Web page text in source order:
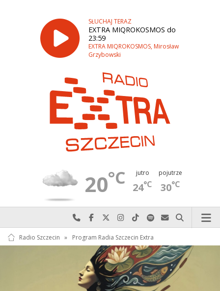
SŁUCHAJ TERAZ
EXTRA MIQROKOSMOS do
23:59
EXTRA MIQROKOSMOS, Mirosław
Grzybowski
20°C jutro
24°C
pojutrze
30°C
Najlepiej po prostu do nas zadzwoń
Odwiedź nas na Facebook-u
Odwiedź nas na X
Odwiedź nas na Instagram-ie
Odwiedź nas na TikTok-u
Szukaj nas na Spotify
Wyślij do nas
Szukaj
Radio Szczecin » Program Radia Szczecin Extra